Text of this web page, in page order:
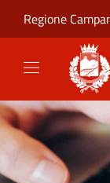
Regione